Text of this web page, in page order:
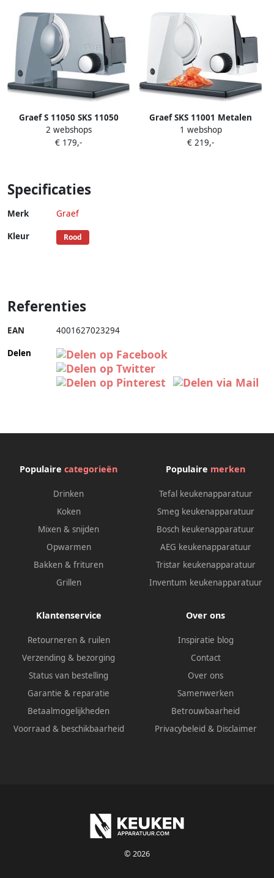
Graef S 11050 SKS 11050
Allessnijder + MiniSlicer
Zwart Grijs Metaal 170 W
2 webshops
€ 179,-
Graef SKS 11001 Metalen
allessnijder Ø 17cm + 170W +
gekarteld mes
1 webshop
€ 219,-
Specificaties
Merk Graef
Kleur Rood
Referenties
EAN 4001627023294
Delen
Populaire categorieën
Drinken
Koken
Mixen & snijden
Opwarmen
Bakken & frituren
Grillen
Populaire merken
Tefal keukenapparatuur
Smeg keukenapparatuur
Bosch keukenapparatuur
AEG keukenapparatuur
Tristar keukenapparatuur
Inventum keukenapparatuur
Klantenservice
Retourneren & ruilen
Verzending & bezorging
Status van bestelling
Garantie & reparatie
Betaalmogelijkheden
Voorraad & beschikbaarheid
Over ons
Inspiratie blog
Contact
Over ons
Samenwerken
Betrouwbaarheid
Privacybeleid & Disclaimer
© 2026